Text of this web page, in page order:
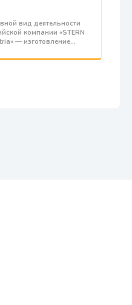
вид деятельности
компании «STERN
— изготовление…